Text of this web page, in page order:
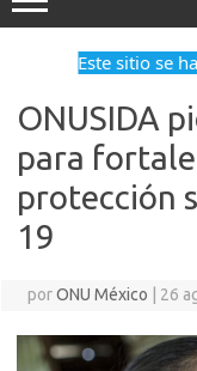
Este sitio se
ONUSIDA
para
protección
19
porONU México 26